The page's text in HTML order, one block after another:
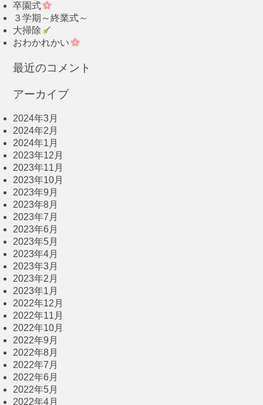
卒園式
３学期～終業式～
大掃除
おわかれかい
最近のコメント
アーカイブ
2024年3月
2024年2月
2024年1月
2023年12月
2023年11月
2023年10月
2023年9月
2023年8月
2023年7月
2023年6月
2023年5月
2023年4月
2023年3月
2023年2月
2023年1月
2022年12月
2022年11月
2022年10月
2022年9月
2022年8月
2022年7月
2022年6月
2022年5月
2022年4月